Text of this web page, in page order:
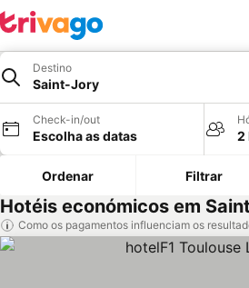
Destino
Saint-Jory
Check-in/out
Escolha as datas 2
Ordenar Filtrar
Hotéis económicos em
Como os pagamentos influenciam os